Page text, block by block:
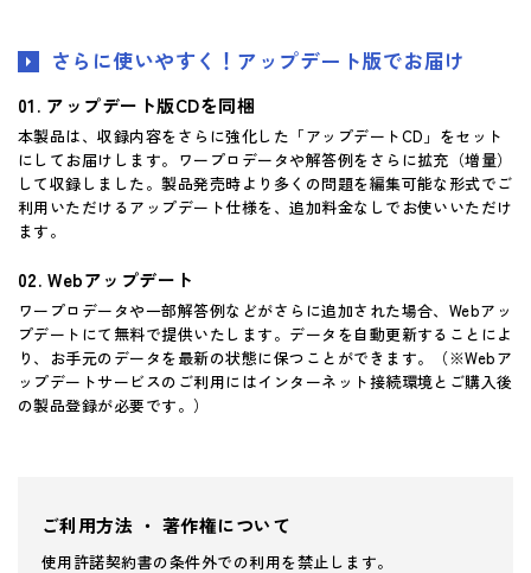
さらに使いやすく！アップデート版でお届け
アップデート版CDを同梱
本製品は、収録内容をさらに強化した「アップデートCD」をセット
にしてお届けします。ワープロデータや解答例をさらに拡充（増量）
して収録しました。製品発売時より多くの問題を編集可能な形式でご
利用いただけるアップデート仕様を、追加料金なしでお使いいただけ
ます。
Webアップデート
ワープロデータや一部解答例などがさらに追加された場合、Webアッ
プデートにて無料で提供いたします。データを自動更新することによ
り、お手元のデータを最新の状態に保つことができます。（※Webア
ップデートサービスのご利用にはインターネット接続環境とご購入後
の製品登録が必要です。）
ご利用方法 ・ 著作権について
使用許諾契約書の条件外での利用を禁止します。